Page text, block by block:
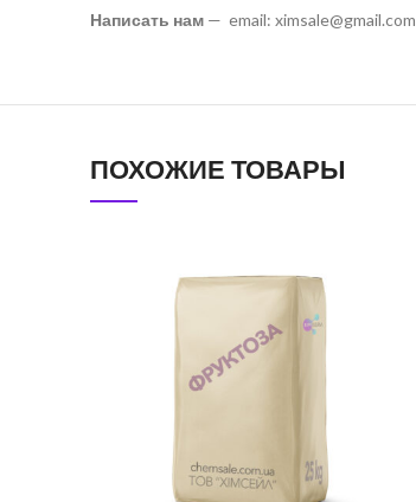
Написать нам — email: ximsale@gmail.com
ПОХОЖИЕ ТОВАРЫ